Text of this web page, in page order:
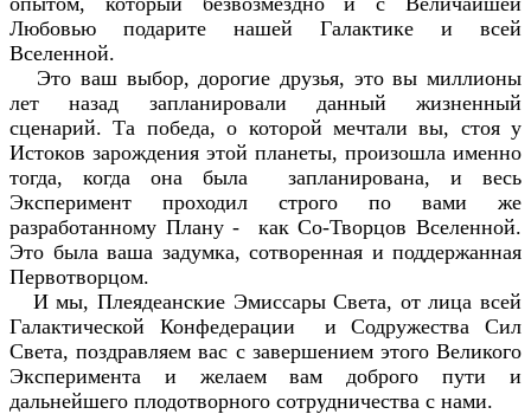
Любовью подарите нашей Галактике и всей
Вселенной.
Это ваш выбор, дорогие друзья, это вы миллионы
лет назад запланировали данный жизненный
сценарий. Та победа, о которой мечтали вы, стоя у
Истоков зарождения этой планеты, произошла именно
тогда, когда она была запланирована, и весь
Эксперимент проходил строго по вами же
разработанному Плану - как Со-Творцов Вселенной.
Это была ваша задумка, сотворенная и поддержанная
Первотворцом.
И мы, Плеядеанские Эмиссары Света, от лица всей
Галактической Конфедерации и Содружества Сил
Света, поздравляем вас с завершением этого Великого
Эксперимента и желаем вам доброго пути и
дальнейшего плодотворного сотрудничества с нами.